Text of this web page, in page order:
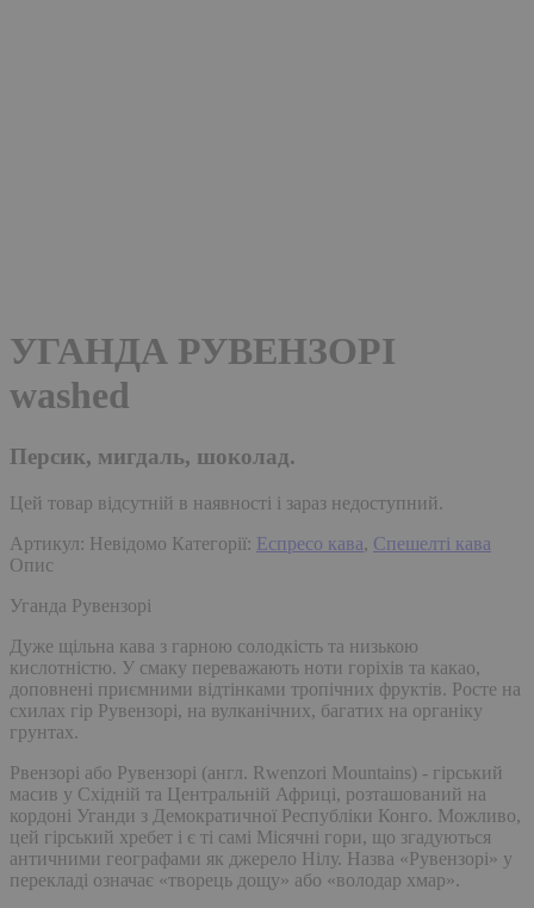
УГАНДА РУВЕНЗОРІ
washed
Персик, мигдаль, шоколад.
Цей товар відсутній в наявності і зараз недоступний.
Артикул: Невідомо Категорії: Еспресо кава, Спешелті кава
Опис
Уганда Рувензорі
Дуже щільна кава з гарною солодкість та низькою
кислотністю. У смаку переважають ноти горіхів та какао,
доповнені приємними відтінками тропічних фруктів. Росте на
схилах гір Рувензорі, на вулканічних, багатих на органіку
грунтах.
Рвензорі або Рувензорі (англ. Rwenzori Mountains) - гірський
масив у Східній та Центральній Африці, розташований на
кордоні Уганди з Демократичної Республіки Конго. Можливо,
цей гірський хребет і є ті самі Місячні гори, що згадуються
античними географами як джерело Нілу. Назва «Рувензорі» у
перекладі означає «творець дощу» або «володар хмар».